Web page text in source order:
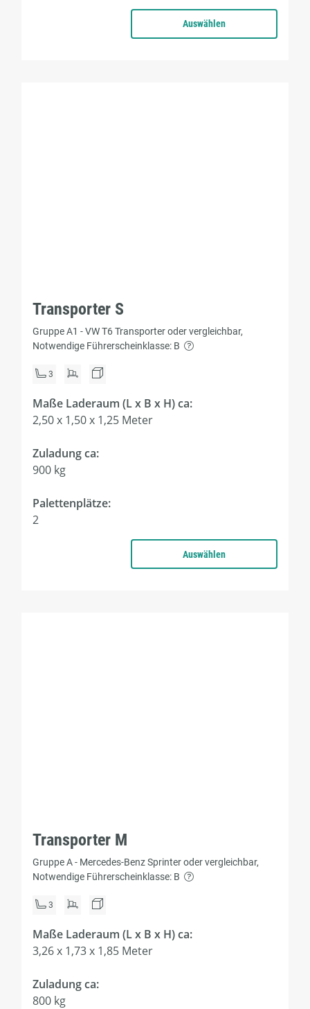
Auswählen
Transporter S
Gruppe A1 - VW T6 Transporter oder vergleichbar,
Notwendige Führerscheinklasse: B
3
Maße Laderaum (L x B x H) ca:
2,50 x 1,50 x 1,25 Meter
Zuladung ca:
900 kg
Palettenplätze:
2
Auswählen
Transporter M
Gruppe A - Mercedes-Benz Sprinter oder vergleichbar,
Notwendige Führerscheinklasse: B
3
Maße Laderaum (L x B x H) ca:
3,26 x 1,73 x 1,85 Meter
Zuladung ca:
800 kg